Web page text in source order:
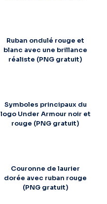
Ruban ondulé rouge et
blanc avec une brillance
réaliste (PNG gratuit)
Symboles principaux du
logo Under Armour noir et
rouge (PNG gratuit)
Couronne de laurier
dorée avec ruban rouge
(PNG gratuit)